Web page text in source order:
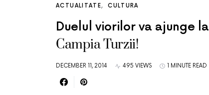
ACTUALITATE CULTURA
Duelul viorilor va ajunge la
Campia Turzii!
DECEMBER 11, 2014 495 VIEWS 1 MINUTE READ